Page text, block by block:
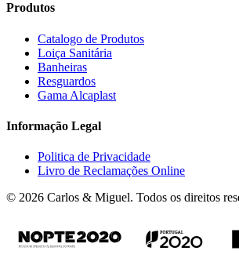
Produtos
Catalogo de Produtos
Loiça Sanitária
Banheiras
Resguardos
Gama Alcaplast
Informação Legal
Politica de Privacidade
Livro de Reclamações Online
© 2026 Carlos & Miguel. Todos os direitos